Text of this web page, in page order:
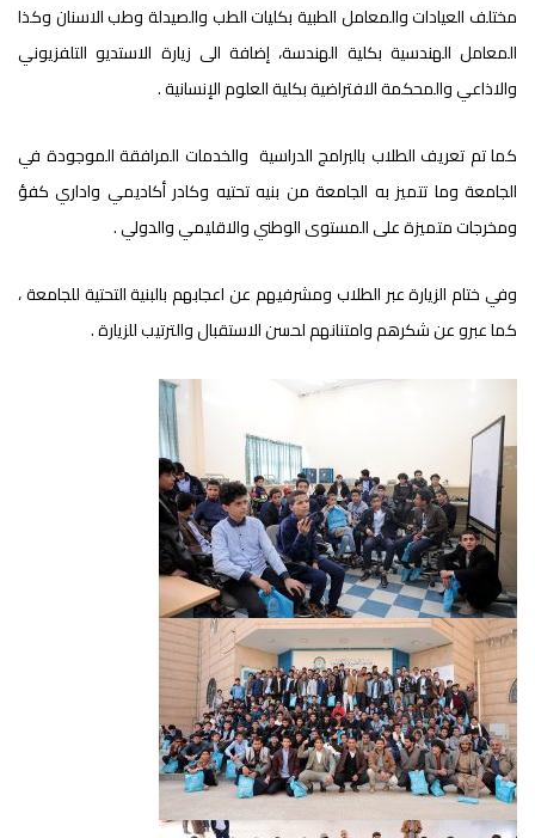
مختلف العيادات والمعامل الطبية بكليات الطب والصيدلة وطب الاسنان وكذا
المعامل الهندسية بكلية الهندسة، إضافة الى زيارة الاستديو التلفزيوني
والاذاعي والمحكمة الافتراضية بكلية العلوم الإنسانية .
كما تم تعريف الطلاب بالبرامج الدراسية والخدمات المرافقة الموجودة في
الجامعة وما تتميز به الجامعة من بنيه تحتيه وكادر أكاديمي واداري كفؤ
ومخرجات متميزة على المستوى الوطني والاقليمي والدولي .
وفي ختام الزيارة عبر الطلاب ومشرفيهم عن اعجابهم بالبنية التحتية للجامعة ،
كما عبرو عن شكرهم وامتنانهم لحسن الاستقبال والترتيب للزيارة .